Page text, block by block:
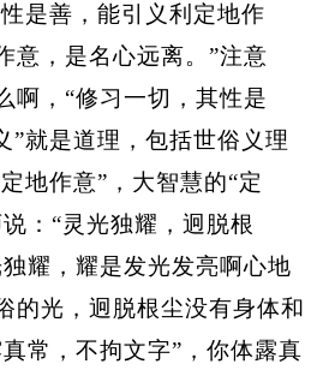
是善，能引义利定地作
意，是名心远离。”注意
啊，“修习一切，其性是
”就是道理，包括世俗义理
地作意”，大智慧的“定
：“灵光独耀，迥脱根
耀，耀是发光发亮啊心地
的光，迥脱根尘没有身体和
常，不拘文字”，你体露真